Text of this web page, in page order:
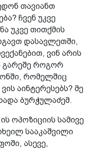
თავიანთ
ჩვენ უკვე
უკვე თითქმის
დასავლეთში,
ვინ არის
გარეშე როგორ
რომელშიც
აინტერესებს? მე
ბურჭულაძემ.
ოპოზიციის სამივე
სააკაშვილი
ასევე,